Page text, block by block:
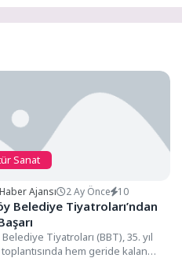
Sanat
Ajansı 2 Ay Önce 10
Belediye Tiyatroları’ndan
Tiyatroları (BBT), 35. yıl
hem geride kalan